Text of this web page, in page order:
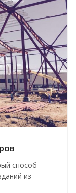
способ
из